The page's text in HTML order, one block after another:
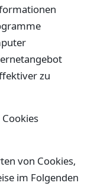
zu
von Cookies,
im Folgenden